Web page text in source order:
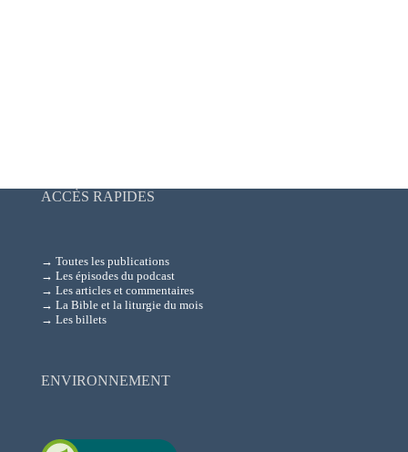
ACCÈS RAPIDES
→ Toutes les publications
→ Les épisodes du podcast
→ Les articles et commentaires
→ La Bible et la liturgie du mois
→ Les billets
ENVIRONNEMENT